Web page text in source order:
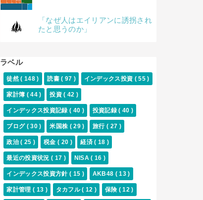
「なぜ人はエイリアンに誘拐され
たと思うのか」
ラベル
徒然( 148 ) 読書( 97 ) インデックス投資 ( 55 )
家計簿 ( 44 ) 投資( 42 )
インデックス投資記録( 40 ) 投資記録( 40 )
ブログ ( 30 ) 米国株 ( 29 ) 旅行 ( 27 )
政治( 25 ) 税金 ( 20 ) 経済( 18 )
最近の投資状況( 17 ) NISA( 16 )
インデックス投資方針( 15 ) AKB48 ( 13 )
家計管理( 13 ) タカフル( 12 ) 保険 ( 12 )